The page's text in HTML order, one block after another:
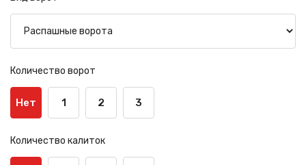
Количество ворот
Нет 1 2 3
Количество калиток